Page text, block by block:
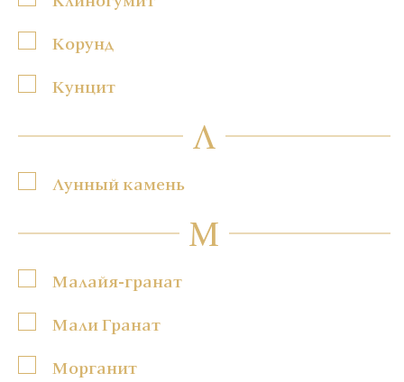
Корунд
Кунцит
Л
Лунный камень
М
Малайя-гранат
Мали Гранат
Морганит